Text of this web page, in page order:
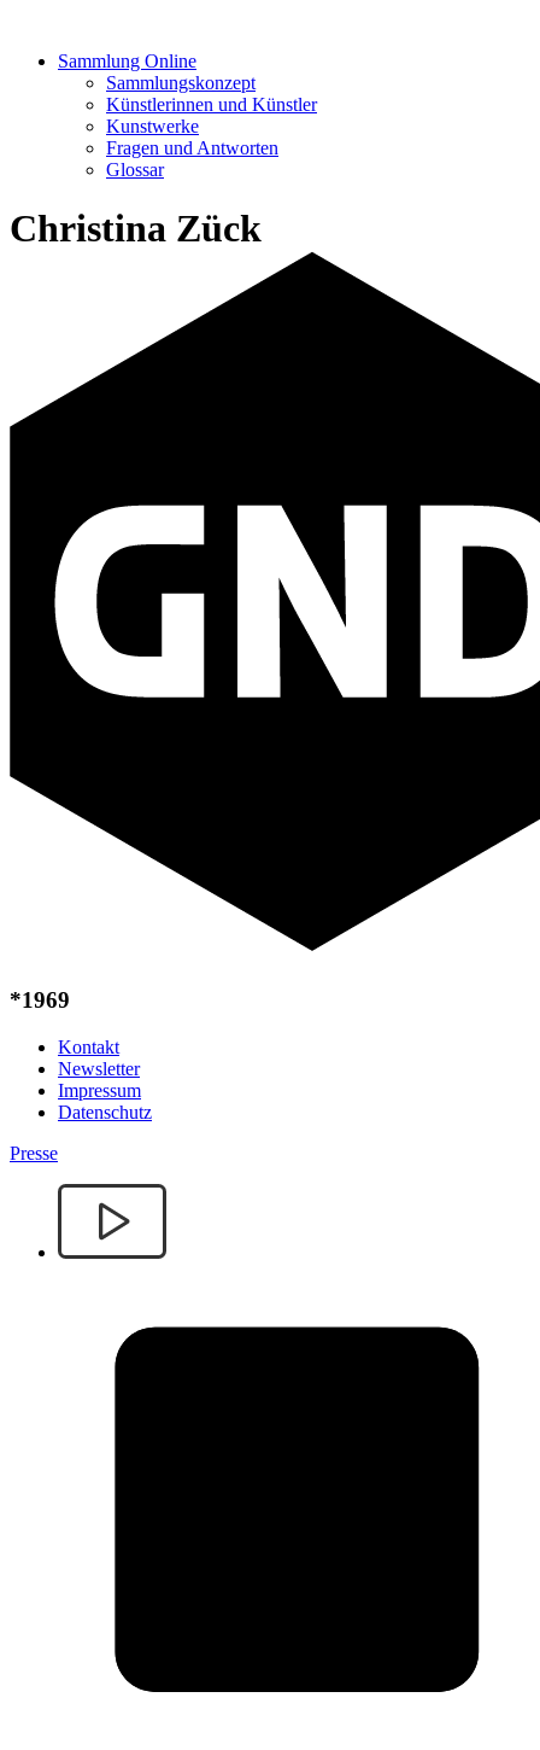
Sammlung Online
Sammlungskonzept
Künstlerinnen und Künstler
Kunstwerke
Fragen und Antworten
Glossar
Christina Zück
*1969
Kontakt
Newsletter
Impressum
Datenschutz
Presse